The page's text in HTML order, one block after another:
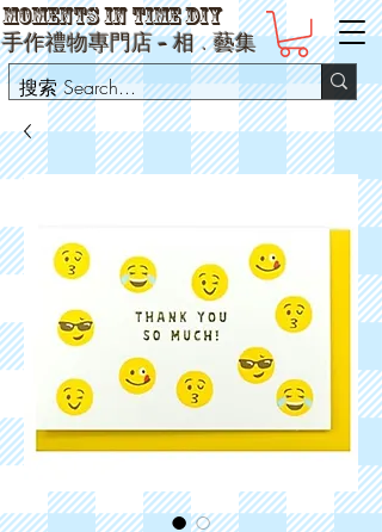
Moments in Time DIY
手作禮物專門店 -相﹒藝集